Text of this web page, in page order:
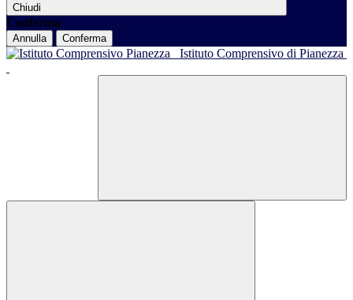
Chiudi
Conferma
Annulla Conferma
Istituto Comprensivo di Pianezza